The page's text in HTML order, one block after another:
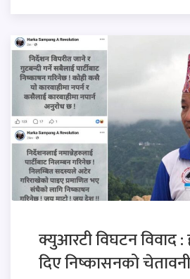
क्युआरटी विघटन विवाद :
दिए निष्कासनको चेतावनी